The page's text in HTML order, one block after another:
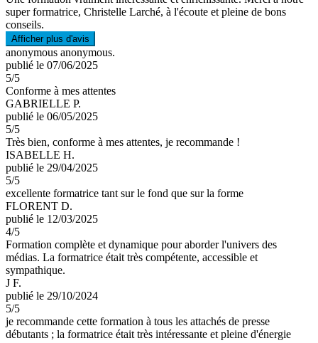
super formatrice, Christelle Larché, à l'écoute et pleine de bons
conseils.
Afficher plus d'avis
anonymous anonymous.
publié le 07/06/2025
5/5
Conforme à mes attentes
GABRIELLE P.
publié le 06/05/2025
5/5
Très bien, conforme à mes attentes, je recommande !
ISABELLE H.
publié le 29/04/2025
5/5
excellente formatrice tant sur le fond que sur la forme
FLORENT D.
publié le 12/03/2025
4/5
Formation complète et dynamique pour aborder l'univers des
médias. La formatrice était très compétente, accessible et
sympathique.
J F.
publié le 29/10/2024
5/5
je recommande cette formation à tous les attachés de presse
débutants ; la formatrice était très intéressante et pleine d'énergie